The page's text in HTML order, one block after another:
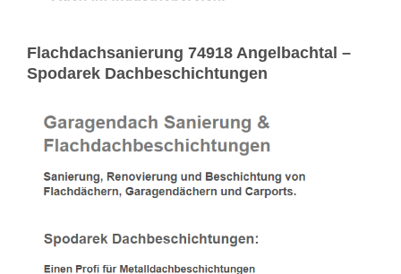
Flachdachsanierung 74918 Angelbachtal –
Spodarek Dachbeschichtungen